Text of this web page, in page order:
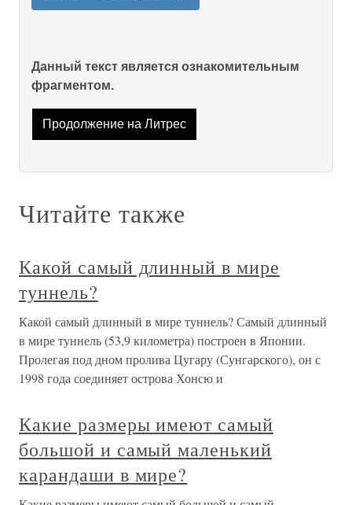
Данный текст является ознакомительным
фрагментом.
Продолжение на Литрес
Читайте также
Какой самый длинный в мире
туннель?
Какой самый длинный в мире туннель? Самый длинный
в мире туннель (53,9 километра) построен в Японии.
Пролегая под дном пролива Цугару (Сунгарского), он с
1998 года соединяет острова Хонсю и
Какие размеры имеют самый
большой и самый маленький
карандаши в мире?